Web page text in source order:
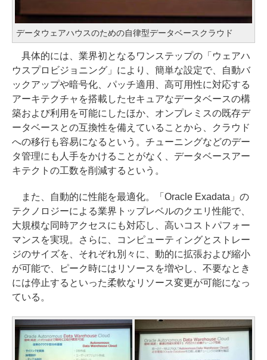
データウェアハウスのための自律型データベースクラウド
具体的には、業界初となるワンステップの「ウェアハ
ウスプロビジョニング」により、簡単な設定で、自動バ
ックアップや暗号化、パッチ適用、高可用性に対応する
アーキテクチャを搭載したセキュアなデータベースの構
築および利用を可能にしたほか、オンプレミスの既存デ
ータベースとの互換性を備えていることから、クラウド
への移行も容易になるという。チューニングなどのデー
タ管理にも人手をかけることがなく、データベースアー
キテクトの工数を削減するという。
また、自動的に性能を最適化。「Oracle Exadata」の
テクノロジーによる業界トップレベルのクエリ性能で、
大規模な同時アクセスにも対応し、高いコストパフォー
マンスを実現。さらに、コンピューティングとストレー
ジのサイズを、それぞれ別々に、動的に拡張および縮小
が可能で、ピーク時にはリソースを増やし、不要なとき
には停止するといった柔軟なリソース変更が可能になっ
ている。